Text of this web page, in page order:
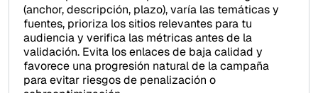
(anchor, descripción, plazo), varía las temáticas y
fuentes, prioriza los sitios relevantes para tu
audiencia y verifica las métricas antes de la
validación. Evita los enlaces de baja calidad y
favorece una progresión natural de la campaña
para evitar riesgos de penalización o